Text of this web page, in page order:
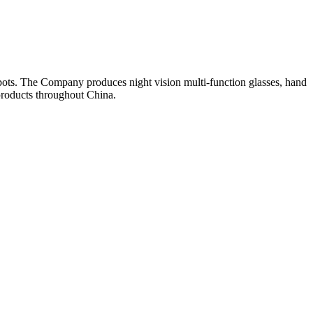
The Company produces night vision multi-function glasses, hand
throughout China.